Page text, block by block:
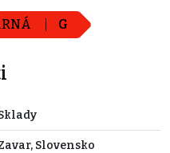
G
Slovensko